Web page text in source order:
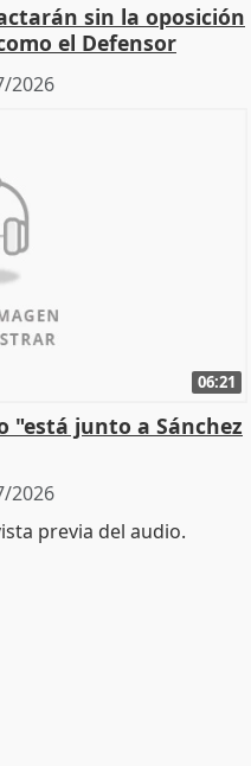
sin la oposición
el Defensor
2026
06:21
"está junto a Sánchez
2026